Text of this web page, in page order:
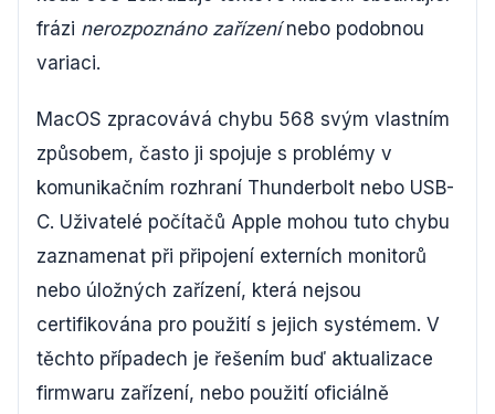
frázi nerozpoznáno zařízenínebo podobnou
variaci.
MacOS zpracovává chybu 568 svým vlastním
způsobem, často ji spojuje s problémy v
komunikačním rozhraní Thunderbolt nebo USB-
C. Uživatelé počítačů Apple mohou tuto chybu
zaznamenat při připojení externích monitorů
nebo úložných zařízení, která nejsou
certifikována pro použití s jejich systémem. V
těchto případech je řešením buď aktualizace
firmwaru zařízení, nebo použití oficiálně